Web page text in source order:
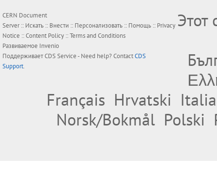
CERN Document
Server :: Искать :: Внести :: Персонализовать :: Помощь :: Privacy
Notice ::Content Policy ::Terms and Conditions
Развиваемое Invenio
ПоддерживаетCDS Service- Need help? ContactCDS
Support.
Этот
Français Hrvatski
Norsk/Bokmål Polski